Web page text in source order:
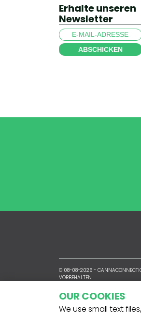
Erhalte unseren
Newsletter
ABSCHICKEN
© 08-08-2026 -
VORBEHALTEN
OUR COOKIES
We use small text